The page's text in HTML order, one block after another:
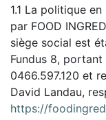
1.1 La politique
par FOOD
siège social est
Fundus 8, portant
0466.597.120 et
David Landau,
https://